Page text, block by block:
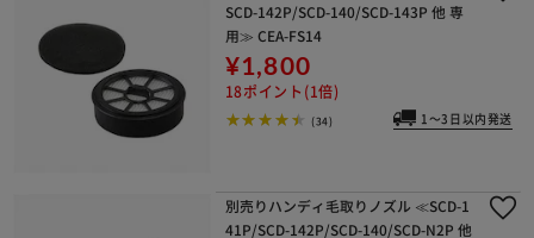
SCD-142P/SCD-140/SCD-143P 他 専
用≫ CEA-FS14
¥1,800
18ポイント(1倍)
(34) 1～3日以内発送
別売りハンディ毛取りノズル ≪SCD-1
41P/SCD-142P/SCD-140/SCD-N2P 他